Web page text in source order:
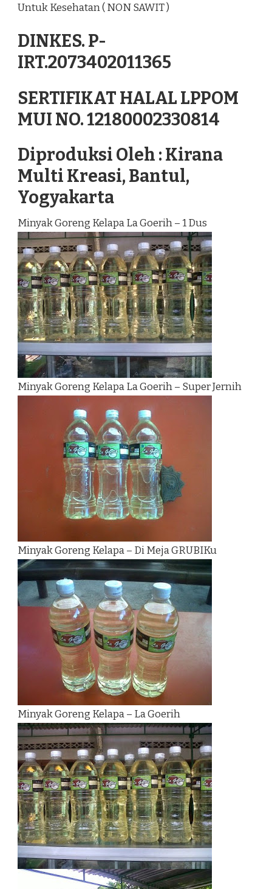
Untuk Kesehatan ( NON SAWIT )
DINKES. P-
IRT.2073402011365
SERTIFIKAT HALAL LPPOM
MUI NO. 12180002330814
Diproduksi Oleh : Kirana
Multi Kreasi, Bantul,
Yogyakarta
Minyak Goreng Kelapa La Goerih – 1 Dus
Minyak Goreng Kelapa La Goerih – Super Jernih
Minyak Goreng Kelapa – Di Meja GRUBIKu
Minyak Goreng Kelapa – La Goerih